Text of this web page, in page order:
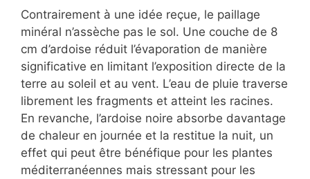
Contrairement à une idée reçue, le paillage
minéral n’assèche pas le sol. Une couche de 8
cm d’ardoise réduit l’évaporation de manière
significative en limitant l’exposition directe de la
terre au soleil et au vent. L’eau de pluie traverse
librement les fragments et atteint les racines.
En revanche, l’ardoise noire absorbe davantage
de chaleur en journée et la restitue la nuit, un
effet qui peut être bénéfique pour les plantes
méditerranéennes mais stressant pour les